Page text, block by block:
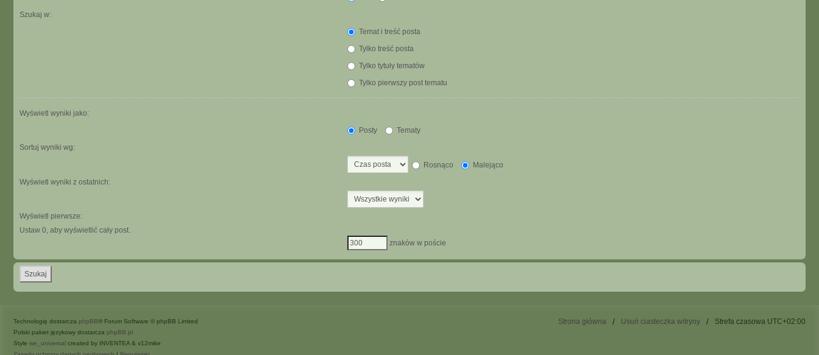
Szukaj w:
Temat i treść posta
Tylko treść posta
Tylko tytuły tematów
Tylko pierwszy post tematu
Wyświetl wyniki jako:
Posty
Tematy
Sortuj wyniki wg:
Rosnąco
Malejąco
Wyświetl wyniki z ostatnich:
Wyświetl pierwsze:
Ustaw 0, aby wyświetlić cały post.
znaków w poście
Strona główna Usuń ciasteczka witryny Strefa czasowa UTC+02:00
Technologię dostarcza phpBB® Forum Software © phpBB Limited
Polski pakiet językowy dostarcza phpBB.pl
Style we_universal created by INVENTEA & v12mike